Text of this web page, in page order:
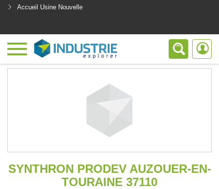
Accueil Usine Nouvelle
SYNTHRON PRODEV AUZOUER-EN-
TOURAINE 37110